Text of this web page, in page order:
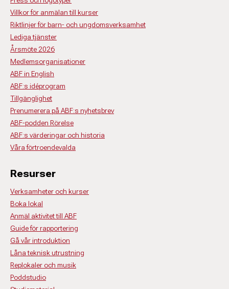
Villkor för anmälan till kurser
Riktlinjer för barn- och ungdomsverksamhet
Lediga tjänster
Årsmöte 2026
Medlemsorganisationer
ABF in English
ABF:s idéprogram
Tillgänglighet
Prenumerera på ABF:s nyhetsbrev
ABF-podden Rörelse
ABF:s värderingar och historia
Våra förtroendevalda
Resurser
Verksamheter och kurser
Boka lokal
Anmäl aktivitet till ABF
Guide för rapportering
Gå vår introduktion
Låna teknisk utrustning
Replokaler och musik
Poddstudio